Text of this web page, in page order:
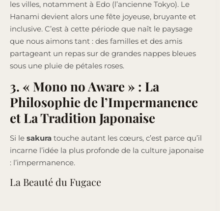
les villes, notamment à Edo (l’ancienne Tokyo). Le
Hanami devient alors une fête joyeuse, bruyante et
inclusive. C’est à cette période que naît le paysage
que nous aimons tant : des familles et des amis
partageant un repas sur de grandes nappes bleues
sous une pluie de pétales roses.
3. « Mono no Aware » : La
Philosophie de l’Impermanence
et La Tradition Japonaise
Si le sakura touche autant les cœurs, c’est parce qu’il
incarne l’idée la plus profonde de la culture japonaise
: l’impermanence.
La Beauté du Fugace